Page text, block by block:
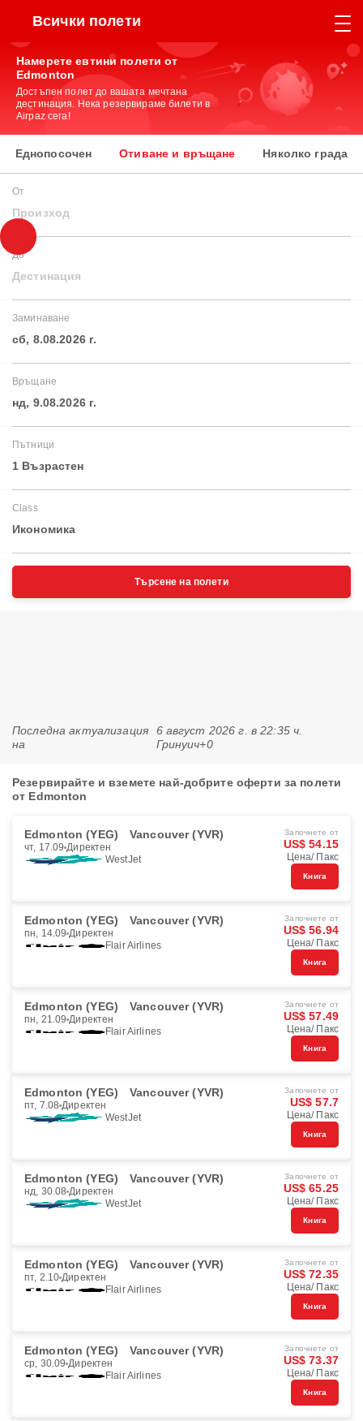
Всички полети
Намерете евтини полети от
Edmonton
Достъпен полет до вашата мечтана
дестинация. Нека резервираме билети в
Airpaz сега!
Еднопосочен Отиване и връщане Няколко града
От
Произход
До
Дестинация
Заминаване
сб, 8.08.2026 г.
Връщане
нд, 9.08.2026 г.
Пътници
1 Възрастен
Class
Икономика
Търсене на полети
Последна актуализация
на
6 август 2026 г. в 22:35 ч.
Гринуич+0
Резервирайте и вземете най-добрите оферти за полети
от Edmonton
Edmonton (YEG) Vancouver (YVR)
чт, 17.09 Директен
WestJet
Започнете от
US$ 54.15
Цена/ Пакс
Книга
Edmonton (YEG) Vancouver (YVR)
пн, 14.09 Директен
Flair Airlines
Започнете от
US$ 56.94
Цена/ Пакс
Книга
Edmonton (YEG) Vancouver (YVR)
пн, 21.09 Директен
Flair Airlines
Започнете от
US$ 57.49
Цена/ Пакс
Книга
Edmonton (YEG) Vancouver (YVR)
пт, 7.08 Директен
WestJet
Започнете от
US$ 57.7
Цена/ Пакс
Книга
Edmonton (YEG) Vancouver (YVR)
нд, 30.08 Директен
WestJet
Започнете от
US$ 65.25
Цена/ Пакс
Книга
Edmonton (YEG) Vancouver (YVR)
пт, 2.10 Директен
Flair Airlines
Започнете от
US$ 72.35
Цена/ Пакс
Книга
Edmonton (YEG) Vancouver (YVR)
ср, 30.09 Директен
Flair Airlines
Започнете от
US$ 73.37
Цена/ Пакс
Книга